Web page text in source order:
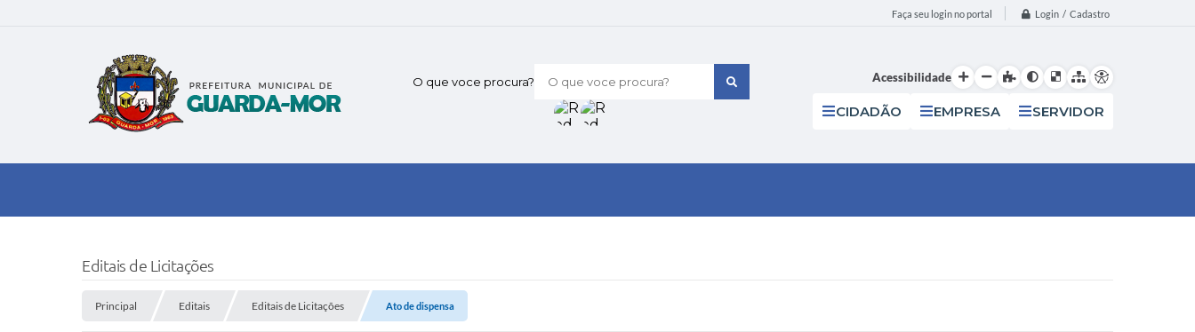
Faça seu login no portal Login / Cadastro
O que voce procura? Acessibilidade
CIDADÃO EMPRESA SERVIDOR
Editais de Licitações
Principal Editais Editais de Licitações Ato de dispensa